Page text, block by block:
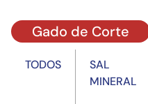
Gado de Corte
TODOS
SAL
MINERAL